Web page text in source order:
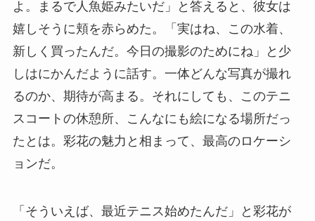
よ。まるで人魚姫みたいだ」と答えると、彼女は
嬉しそうに頬を赤らめた。「実はね、この水着、
新しく買ったんだ。今日の撮影のためにね」と少
しはにかんだように話す。一体どんな写真が撮れ
るのか、期待が高まる。それにしても、このテニ
スコートの休憩所、こんなにも絵になる場所だっ
たとは。彩花の魅力と相まって、最高のロケーシ
ョンだ。
「そういえば、最近テニス始めたんだ」と彩花が